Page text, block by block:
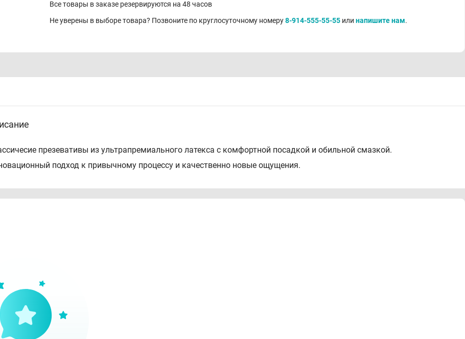
Все товары в заказе резервируются на 48 часов
Не уверены в выборе товара? Позвоните по круглосуточному номеру8-914-555-55-55 или напишите нам.
презевативы из ультрапремиального латекса с комфортной посадкой и обильной смазкой.
подход к привычному процессу и качественно новые ощущения.